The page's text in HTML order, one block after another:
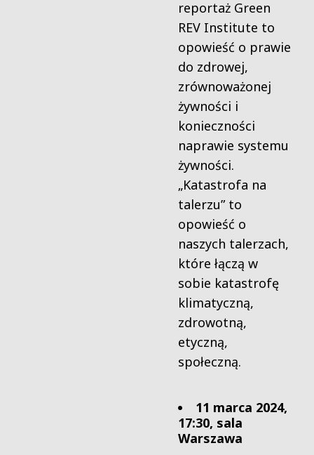
reportaż Green
REV Institute to
opowieść o prawie
do zdrowej,
zrównoważonej
żywności i
konieczności
naprawie systemu
żywności.
„Katastrofa na
talerzu” to
opowieść o
naszych talerzach,
które łączą w
sobie katastrofę
klimatyczną,
zdrowotną,
etyczną,
społeczną.
11 marca 2024,
17:30, sala
Warszawa